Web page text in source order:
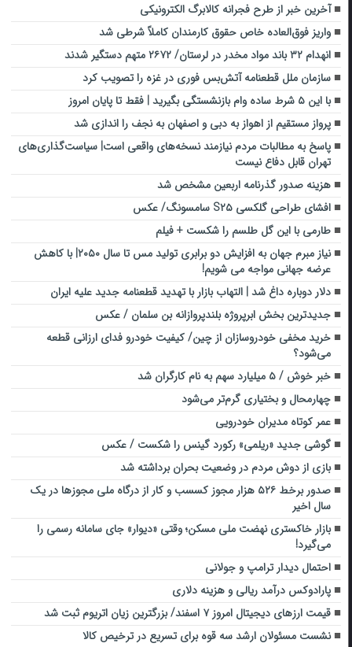
آخرین خبر از طرح فجرانه کالابرگ الکترونیکی
واریز فوق‌العاده خاص حقوق کارمندان کاملاً شرطی شد
انهدام ۳۲ باند مواد مخدر در لرستان/ ۲۶۷۲ متهم دستگیر شدند
سازمان ملل قطعنامه آتش‌بس فوری در غزه را تصویب کرد
با این ۵ شرط ساده وام بازنشستگی بگیرید | فقط تا پایان امروز
پرواز مستقیم از اهواز به دبی و اصفهان به نجف را اندازی شد
پاسخ به مطالبات مردم نیازمند نسخه‌های واقعی است| سیاست‌گذاری‌های
تهران قابل دفاع نیست
هزینه صدور گذرنامه اربعین مشخص شد
افشای طراحی گلکسی S۲۵ سامسونگ/ عکس
طارمی با این گل طلسم را شکست + فیلم
نیاز مبرم جهان به افزایش دو برابری تولید مس تا سال ۲۰۵۰| با کاهش
عرضه جهانی مواجه می شویم!
دلار دوباره داغ شد | التهاب بازار با تهدید قطعنامه جدید علیه ایران
جدیدترین بخش ابرپروژه بلندپروازانه بن‌ سلمان / عکس
خرید مخفی خودروسازان از چین/ کیفیت خودرو فدای ارزانی قطعه
می‌شود؟
خبر خوش / ۵ میلیارد سهم به نام کارگران شد
چهارمحال و بختیاری گرم‌تر می‌شود
عمر کوتاه مدیران خودرویی
گوشی جدید «ریلمی» رکورد گینس را شکست / عکس
بازی از دوش مردم در وضعیت بحران برداشته شد
صدور برخط ۵۲۶ هزار مجوز کسسب و کار از درگاه ملی مجوزها در یک
سال اخیر
بازار خاکستری نهضت ملی مسکن؛ وقتی «دیوار» جای سامانه رسمی را
می‌گیرد!
احتمال دیدار ترامپ و جولانی
پارادوکس درآمد ریالی و هزینه دلاری
قیمت ارزهای دیجیتال امروز ۷ اسفند/ بزرگترین زیان اتریوم ثبت شد
نشست مسئولان ارشد سه قوه برای تسریع در ترخیص کالا